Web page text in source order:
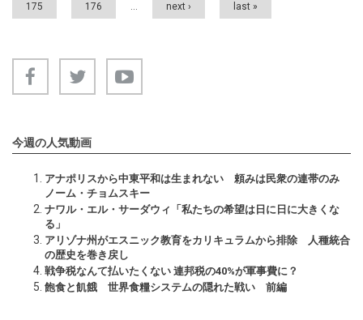
175 176 … next › last »
今週の人気動画
アナポリスから中東平和は生まれない 頼みは民衆の連帯のみ
ノーム・チョムスキー
ナワル・エル・サーダウィ「私たちの希望は日に日に大きくな
る」
アリゾナ州がエスニック教育をカリキュラムから排除 人種統合
の歴史を巻き戻し
戦争税なんて払いたくない 連邦税の40%が軍事費に？
飽食と飢餓 世界食糧システムの隠れた戦い 前編